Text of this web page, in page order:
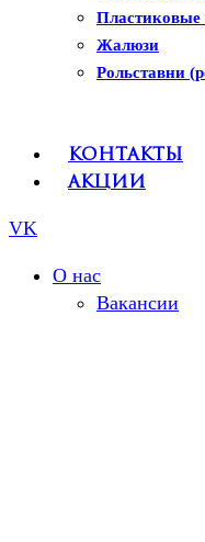
Пластиковые
Жалюзи
Рольставни
Контакты
Акции
VK
О нас
Вакансии